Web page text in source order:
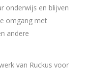
onderwijs en blijven
omgang met
andere
van Ruckus voor